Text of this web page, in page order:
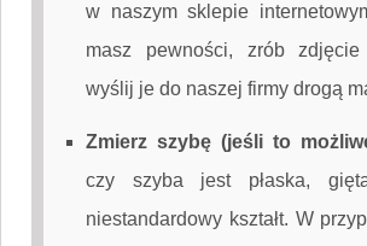
w naszym sklepie
masz pewności, zrób
wyślij je do naszej firmy drogą
Zmierz szybę (jeśli to
czy szyba jest płaska,
niestandardowy kształt. W